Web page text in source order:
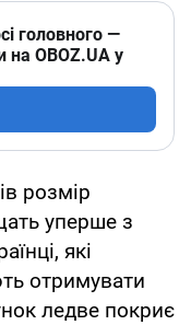
головного —
на OBOZ.UA у
розмір
уперше з
які
отримувати
ледве покриє